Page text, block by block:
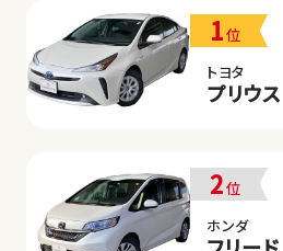
1位
トヨタ
プリウス
2位
ホンダ